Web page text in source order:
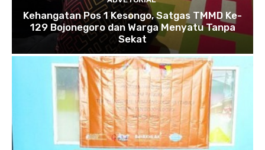
Kehangatan Pos 1 Kesongo, Satgas TMMD Ke-
129 Bojonegoro dan Warga Menyatu Tanpa
Sekat